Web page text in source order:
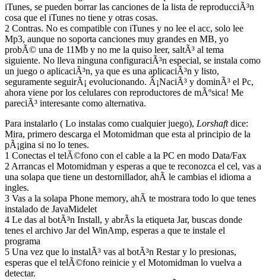
iTunes, se pueden borrar las canciones de la lista de reproducciÃ³n
cosa que el iTunes no tiene y otras cosas.
2 Contras. No es compatible con iTunes y no lee el acc, solo lee
Mp3, aunque no soporta canciones muy grandes en MB, yo
probÃ© una de 11Mb y no me la quiso leer, saltÃ³ al tema
siguiente. No lleva ninguna configuraciÃ³n especial, se instala como
un juego o aplicaciÃ³n, ya que es una aplicaciÃ³n y listo,
seguramente seguirÃ¡ evolucionando. Â¡NaciÃ³ y dominÃ³ el Pc,
ahora viene por los celulares con reproductores de mÃºsica! Me
pareciÃ³ interesante como alternativa.
Para instalarlo ( Lo instalas como cualquier juego), Lorshaftdice:
Mira, primero descarga el Motomidman que esta al principio de la
pÃ¡gina si no lo tenes.
1 Conectas el telÃ©fono con el cable a la PC en modo Data/Fax
2 Arrancas el Motomidman y esperas a que te reconozca el cel, vas a
una solapa que tiene un destornillador, ahÃ­ le cambias el idioma a
ingles.
3 Vas a la solapa Phone memory, ahÃ­ te mostrara todo lo que tenes
instalado de JavaMidelet
4 Le das al botÃ³n Install, y abrÃ­s la etiqueta Jar, buscas donde
tenes el archivo Jar del WinAmp, esperas a que te instale el
programa
5 Una vez que lo instalÃ³ vas al botÃ³n Restar y lo presionas,
esperas que el telÃ©fono reinicie y el Motomidman lo vuelva a
detectar.